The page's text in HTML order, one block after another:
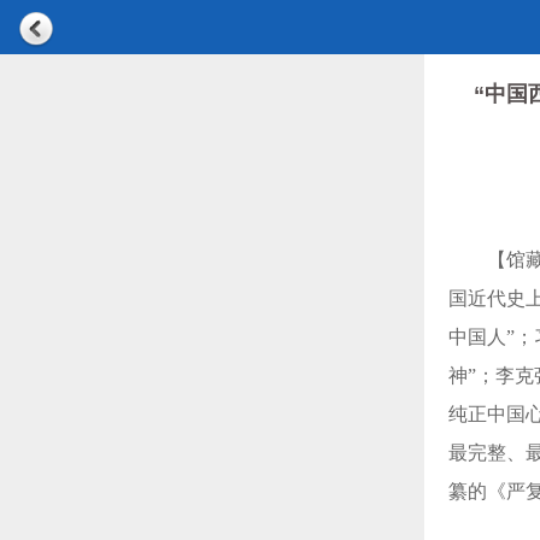
“中国
【馆
国近代史
中国人”
神”；李
纯正中国
最完整、
纂的《严